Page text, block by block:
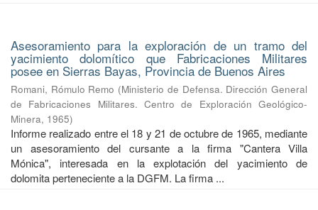
Asesoramiento para la exploración de un tramo del
yacimiento dolomítico que Fabricaciones Militares
posee en Sierras Bayas, Provincia de Buenos Aires
Romani, Rómulo Remo (Ministerio de Defensa. Dirección General
de Fabricaciones Militares. Centro de Exploración Geológico-
Minera, 1965)
Informe realizado entre el 18 y 21 de octubre de 1965, mediante
un asesoramiento del cursante a la firma "Cantera Villa
Mónica", interesada en la explotación del yacimiento de
dolomita perteneciente a la DGFM. La firma ...